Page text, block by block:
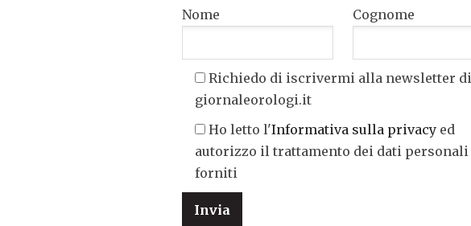
Nome Cognome
Richiedo di iscrivermi alla newsletter di
giornaleorologi.it
Ho letto l'Informativa sulla privacy ed
autorizzo il trattamento dei dati personali
forniti